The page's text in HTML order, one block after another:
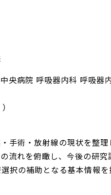
央病院 呼吸器内科 呼吸器
手術・放射線の現状を整理
流れを俯瞰し、今後の研究
択の補助となる基本情報を